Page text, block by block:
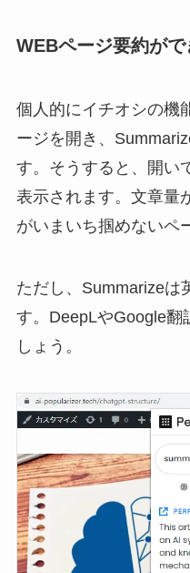
WEBページ要約がで
個人的にイチオシの機
ージを開き、
す。そうすると、開い
表示されます。文章量
がいまいち掴めないペ
ただし、Summarizeは
す。DeepLやGoogle翻
しょう。